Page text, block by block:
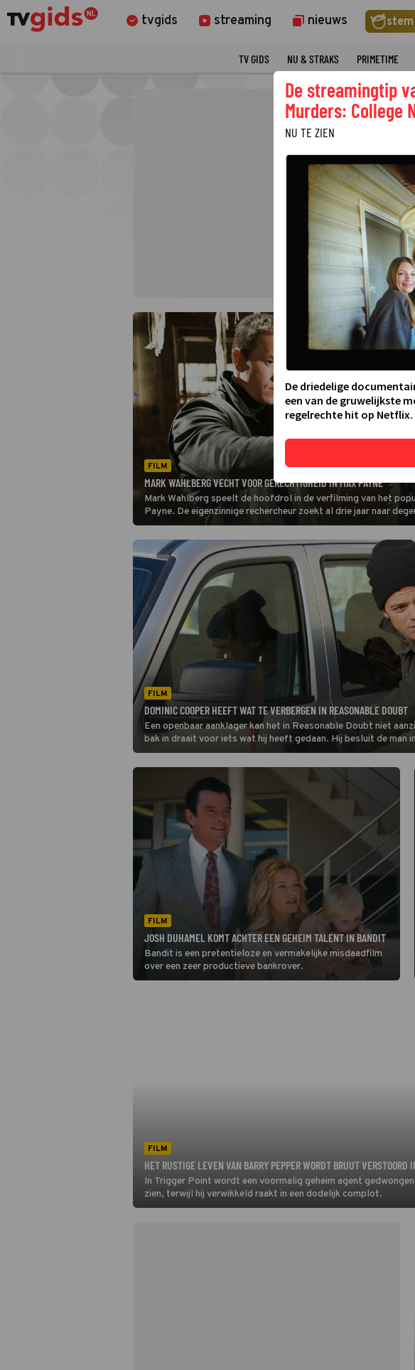
tvgids streaming nieuws stem
TV GIDS NU & STRAKS PRIMETIME
FILM
MARK WAHLBERG VECHT VOOR GERECHTIGHEID IN MAX PAYNE
Mark Wahlberg speelt de hoofdrol in de verfilming van het
Payne. De eigenzinnige rechercheur zoekt al drie jaar naar
zijn vrouw en kind te vermoorden.
FILM
DOMINIC COOPER HEEFT WAT TE VERBERGEN IN REASONABLE DOUBT
Een openbaar aanklager kan het in Reasonable Doubt niet
bak in draait voor iets wat hij heeft gedaan. Hij besluit de man
verdedigen.
FILM
JOSH DUHAMEL KOMT ACHTER EEN GEHEIM TALENT IN BANDIT
Bandit is een pretentieloze en vermakelijke misdaadfilm
over een zeer productieve bankrover.
FILM
HET RUSTIGE LEVEN VAN BARRY PEPPER WORDT BRUUT VERSTOORD
In Trigger Point wordt een voormalig geheim agent
zien, terwijl hij verwikkeld raakt in een dodelijk complot.
De streamingtip
Murders: College
NU TE ZIEN
De driedelige
een van de gruwelijkste
regelrechte hit op